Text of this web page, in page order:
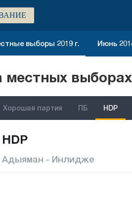
выборы 2019 г. Июнь
Хорошая партия ПБ HDP
HDP
Адыяман - Инлидже